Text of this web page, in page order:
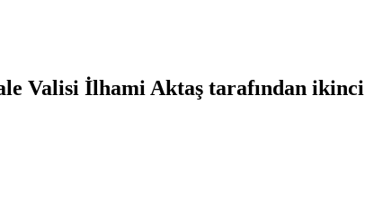
Valisi İlhami Aktaş tarafından